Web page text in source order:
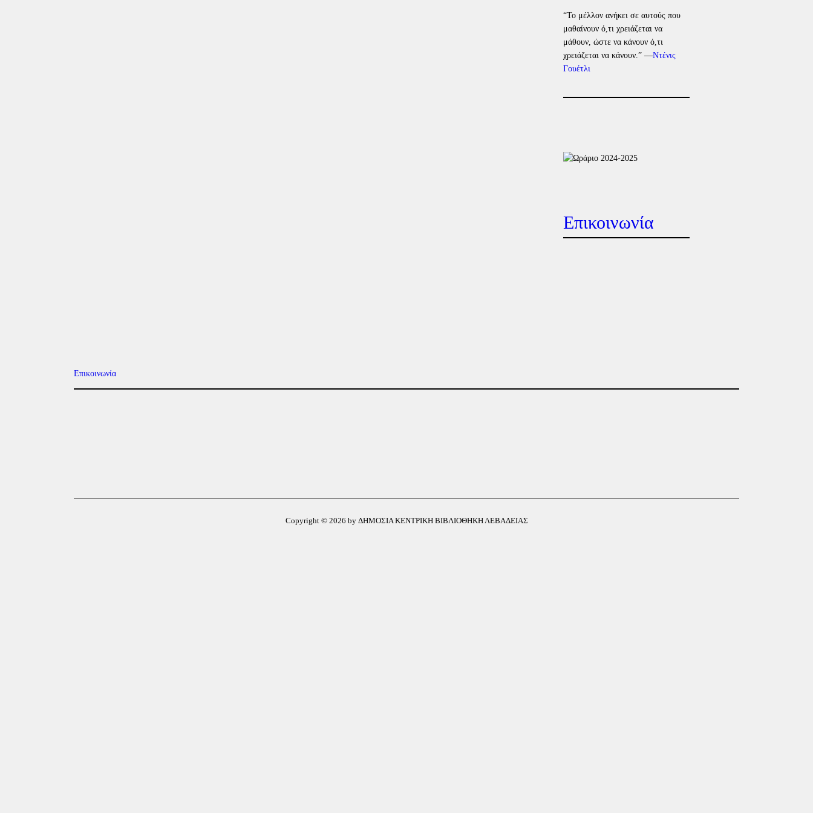
“Το μέλλον ανήκει σε αυτούς που
μαθαίνουν ό,τι χρειάζεται να
μάθουν, ώστε να κάνουν ό,τι
χρειάζεται να κάνουν.” —Ντένις
Γουέτλι
Επικοινωνία
Επικοινωνία
Copyright © 2026 by ΔΗΜΟΣΙΑ ΚΕΝΤΡΙΚΗ ΒΙΒΛΙΟΘΗΚΗ ΛΕΒΑΔΕΙΑΣ